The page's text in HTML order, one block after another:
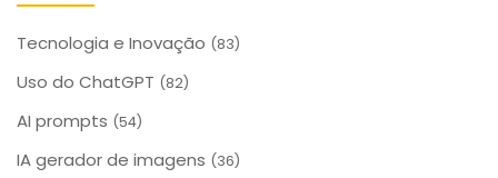
Tecnologia e Inovação (83)
Uso do ChatGPT (82)
AI prompts (54)
IA gerador de imagens (36)